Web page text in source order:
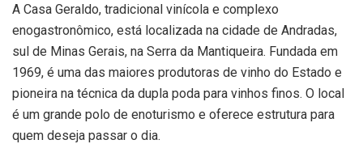
A Casa Geraldo, tradicional vinícola e complexo
enogastronômico, está localizada na cidade de Andradas,
sul de Minas Gerais, na Serra da Mantiqueira. Fundada em
1969, é uma das maiores produtoras de vinho do Estado e
pioneira na técnica da dupla poda para vinhos finos. O local
é um grande polo de enoturismo e oferece estrutura para
quem deseja passar o dia.